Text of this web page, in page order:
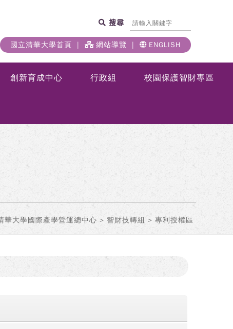
搜尋
國立清華大學首頁 網站導覽 ENGLISH
創新育成中心 行政組 校園保護智財專區
華大學國際產學營運總中心 > 智財技轉組 > 專利授權區